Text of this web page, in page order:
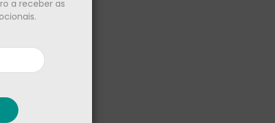
a receber as